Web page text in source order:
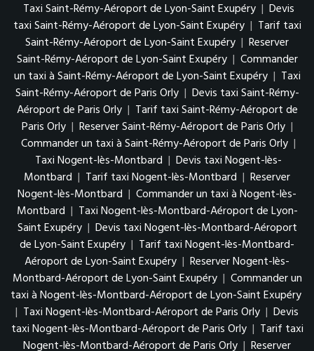
Taxi Saint-Rémy-Aéroport de Lyon-Saint Exupéry | Devis
taxi Saint-Rémy-Aéroport de Lyon-Saint Exupéry | Tarif taxi
Saint-Rémy-Aéroport de Lyon-Saint Exupéry | Reserver
Saint-Rémy-Aéroport de Lyon-Saint Exupéry | Commander
un taxi à Saint-Rémy-Aéroport de Lyon-Saint Exupéry | Taxi
Saint-Rémy-Aéroport de Paris Orly | Devis taxi Saint-Rémy-
Aéroport de Paris Orly | Tarif taxi Saint-Rémy-Aéroport de
Paris Orly | Reserver Saint-Rémy-Aéroport de Paris Orly |
Commander un taxi à Saint-Rémy-Aéroport de Paris Orly |
Taxi Nogent-lès-Montbard | Devis taxi Nogent-lès-
Montbard | Tarif taxi Nogent-lès-Montbard | Reserver
Nogent-lès-Montbard | Commander un taxi à Nogent-lès-
Montbard | Taxi Nogent-lès-Montbard-Aéroport de Lyon-
Saint Exupéry | Devis taxi Nogent-lès-Montbard-Aéroport
de Lyon-Saint Exupéry | Tarif taxi Nogent-lès-Montbard-
Aéroport de Lyon-Saint Exupéry | Reserver Nogent-lès-
Montbard-Aéroport de Lyon-Saint Exupéry | Commander un
taxi à Nogent-lès-Montbard-Aéroport de Lyon-Saint Exupéry
| Taxi Nogent-lès-Montbard-Aéroport de Paris Orly | Devis
taxi Nogent-lès-Montbard-Aéroport de Paris Orly | Tarif taxi
Nogent-lès-Montbard-Aéroport de Paris Orly | Reserver